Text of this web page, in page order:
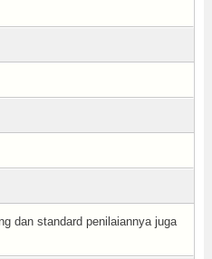
dan standard penilaiannya juga